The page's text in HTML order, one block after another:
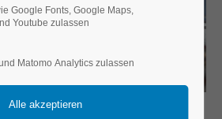
Google Fonts, Google Maps,
Youtube zulassen
Matomo Analytics zulassen